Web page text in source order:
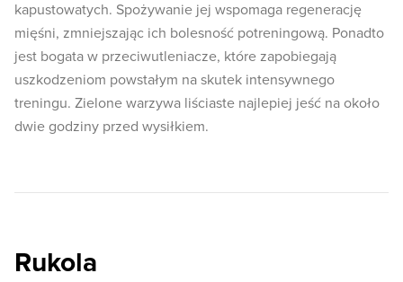
kapustowatych. Spożywanie jej wspomaga regenerację
mięśni, zmniejszając ich bolesność potreningową. Ponadto
jest bogata w przeciwutleniacze, które zapobiegają
uszkodzeniom powstałym na skutek intensywnego
treningu. Zielone warzywa liściaste najlepiej jeść na około
dwie godziny przed wysiłkiem.
Rukola